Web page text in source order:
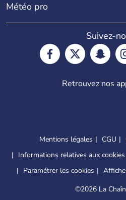
Météo pro
Suivez-
Retrouvez nos
Mentions légales CGU
Informations relatives aux cookies
Paramétrer les cookies
©2026 La